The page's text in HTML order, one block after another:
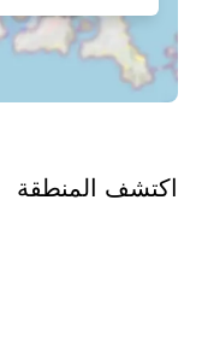
اكتشف المنطقة